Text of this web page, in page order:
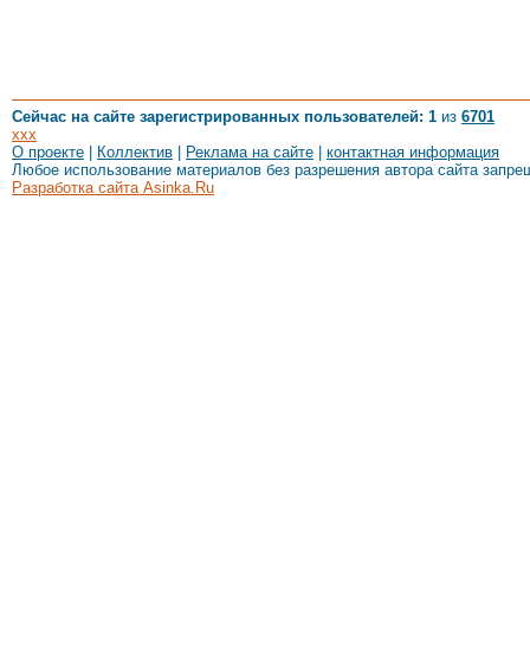
Сейчас на сайте зарегистрированных пользователей: 1 из 6701
xxx
О проекте
Коллектив Реклама на сайте
контактная информация
Любое использование материалов без разрешения автора сайта
Разработка сайта Asinka.Ru